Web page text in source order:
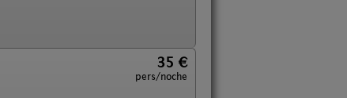
35 €
pers/noche